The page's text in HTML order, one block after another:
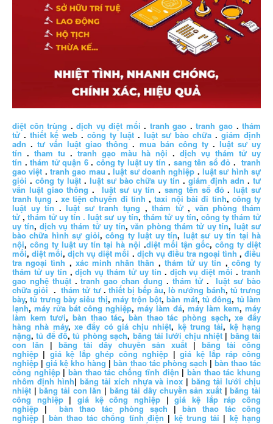
diệt côn trùng .dịch vụ diệt mối . tranh gao .tranh gao .thám
tử. thiết kế web . công ty luật . luật sư bào chữa .giám định
adn .tư vấn luật giao thông. mua bán công ty. luật sư uy
tín . tham tu .tranh gạo màu hà nội .dịch vụ thám tử uy
tín .thám tử quận 6. công ty luật uy tín . sang tên sổ đỏ .tranh
gao việt .tranh gao mau .luật sư doanh nghiệp .luật sư hình sự
giỏi . công ty luật. luật sư bào chữa uy tín .giám định adn .tư
vấn luật giao thông .luật sư uy tín .sang tên sổ đỏ.luật sư
tranh tụng . xe tiện chuyến đi tỉnh ,taxi nội bài đi tỉnh, công ty
luật uy tín .luật sư tranh tụng ,thám tử, văn phòng thám
tử,thám tử uy tín . luật sư uy tín, thám tử uy tín, công ty thám tử
uy tín, dịch vụ thám tử uy tín,văn phòng thám tử uy tín,luật sư
bào chữa hình sự giỏi,công ty luật uy tín, luật sư uy tín tại hà
nội,công ty luật uy tín tại hà nội .diệt mối tận gốc, công ty diệt
mối,diệt mối,dịch vụ diệt mối .dịch vụ điều tra ngoại tình ,điều
tra ngoại tình ,xác minh nhân thân ,thám tử uy tín , công ty
thám tử uy tín ,dịch vụ thám tử uy tín . dịch vụ diệt mối .tranh
gao nghệ thuật.tranh gao chan dung . thám tử.luật sư bào
chữa giỏi .thám tử tư.thiết bị bếp âu,lò nướng bánh, tủ trưng
bày,tủ trưng bày siêu thị,máy trộn bột,bàn mát,tủ đông, tủ làm
lạnh, máy rửa bát công nghiệp, máy làm đá, máy làm kem, máy
làm kem tươi,bàn thao tác,bàn thao tác phòng sạch,xe đẩy
hàng nhà máy, xe đẩy có giá chịu nhiệt, kệ trung tải, kệ hạng
nặng,tủ để đồ,tủ phòng sạch, băng tải lưới chịu nhiệt| băng tải
con lăn | băng tải dây chuyền sản xuất | băng tải công
nghiệp | giá kệ lắp ghép công nghiệp |giá kệ lắp ráp công
nghiệp |giá kệ kho hàng |bàn thao tác phòng sạch | bàn thao tác
công nghiệp|bàn thao tác chống tĩnh điện |bàn thao tác khung
nhôm định hình| băng tải xích nhựa và inox|băng tải lưới chịu
nhiệt |băng tải con lăn | băng tải dây chuyền sản xuất |băng tải
công nghiệp|giá kệ công nghiệp |giá kệ lắp ráp công
nghiệp |bàn thao tác phòng sạch| bàn thao tác công
nghiệp | bàn thao tác chống tĩnh điện | kệ trung tải | kệ hạng